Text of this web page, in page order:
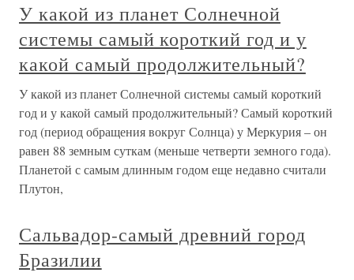
У какой из планет Солнечной
системы самый короткий год и у
какой самый продолжительный?
У какой из планет Солнечной системы самый короткий
год и у какой самый продолжительный? Самый короткий
год (период обращения вокруг Солнца) у Меркурия – он
равен 88 земным суткам (меньше четверти земного года).
Планетой с самым длинным годом еще недавно считали
Плутон,
Сальвадор-самый древний город
Бразилии